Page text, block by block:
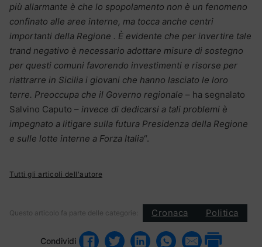
più allarmante è che lo spopolamento non è un fenomeno
confinato alle aree interne, ma tocca anche centri
importanti della Regione . È evidente che per invertire tale
trand negativo è necessario adottare misure di sostegno
per questi comuni favorendo investimenti e risorse per
riattrarre in Sicilia i giovani che hanno lasciato le loro
terre. Preoccupa che il Governo regionale – ha segnalato
Salvino Caputo – invece di dedicarsi a tali problemi è
impegnato a litigare sulla futura Presidenza della Regione
e sulle lotte interne a Forza Italia“.
Tutti gli articoli dell'autore
Questo articolo fa parte delle categorie: Cronaca Politica
Condividi